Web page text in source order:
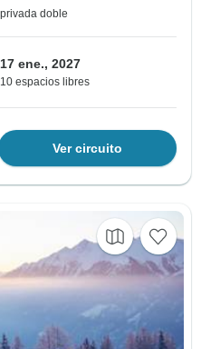
doble
17 ene., 2027
10 espacios libres
Ver circuito